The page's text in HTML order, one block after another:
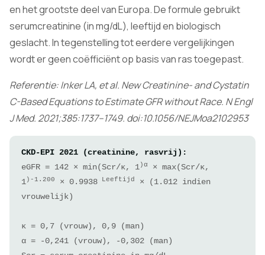
en het grootste deel van Europa. De formule gebruikt
serumcreatinine (in mg/dL), leeftijd en biologisch
geslacht. In tegenstelling tot eerdere vergelijkingen
wordt er geen coëfficiënt op basis van ras toegepast.
Referentie: Inker LA, et al. New Creatinine- and Cystatin
C-Based Equations to Estimate GFR without Race. N Engl
J Med. 2021;385:1737–1749. doi:10.1056/NEJMoa2102953
CKD-EPI 2021 (creatinine, rasvrij):
eGFR = 142 × min(Scr/κ, 1)α
× max(Scr/κ,
1)-1.200 × 0.9938 Leeftijd
× (1.012 indien
vrouwelijk)
κ = 0,7 (vrouw), 0,9 (man)
α = -0,241 (vrouw), -0,302 (man)